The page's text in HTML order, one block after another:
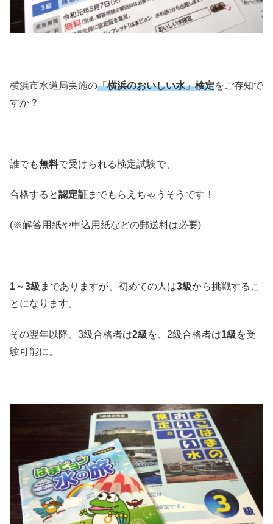
横浜市水道局実施の「横浜のおいしい水」検定をご存知で
すか？
誰でも無料で受けられる検定試験で、
合格すると認定証までもらえちゃうそうです！
(※解答用紙や申込用紙などの郵送料は必要)
1～3級 までありますが、初めての人は3級から挑戦するこ
とになります。
その翌年以降、3級合格者は2級を、2級合格者は1級を受
験可能に。